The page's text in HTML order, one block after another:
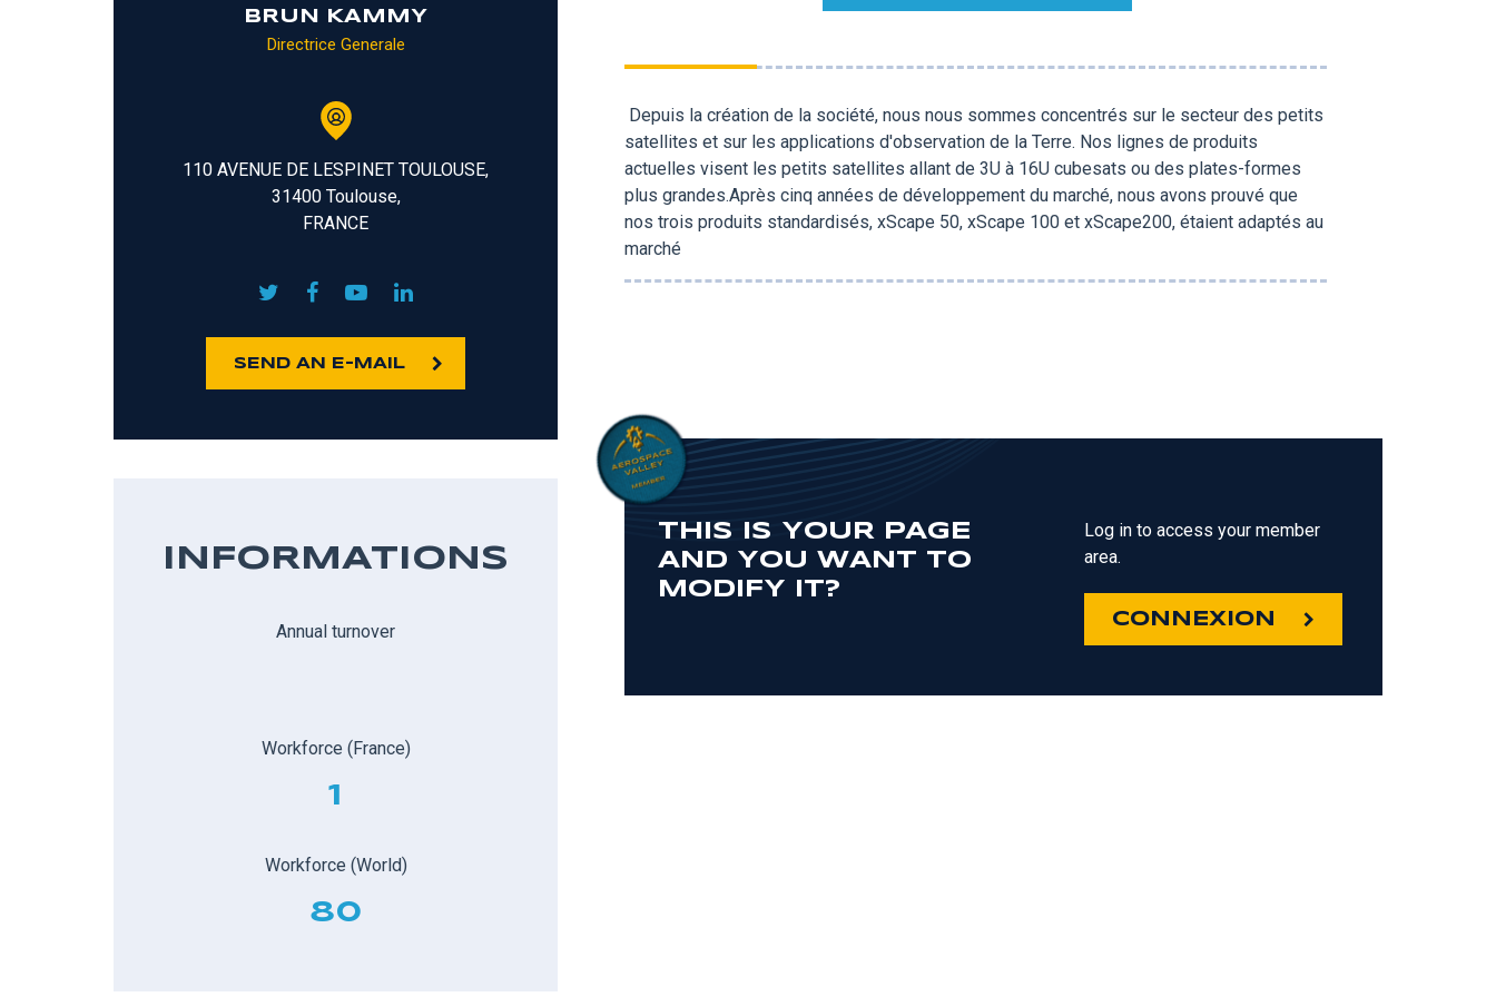
BRUN KAMMY
Directrice Generale
110 AVENUE DE LESPINET TOULOUSE,
31400 Toulouse,
FRANCE
SEND AN E-MAIL
INFORMATIONS
Annual turnover
Workforce (France)
1
Workforce (World)
80
Depuis la création de la société, nous nous sommes concentrés sur le secteur des petits
satellites et sur les applications d'observation de la Terre. Nos lignes de produits
actuelles visent les petits satellites allant de 3U à 16U cubesats ou des plates-formes
plus grandes.Après cinq années de développement du marché, nous avons prouvé que
nos trois produits standardisés, xScape 50, xScape 100 et xScape200, étaient adaptés au
marché
THIS IS YOUR PAGE
AND YOU WANT TO
MODIFY IT?
Log in to access your member
area.
CONNEXION